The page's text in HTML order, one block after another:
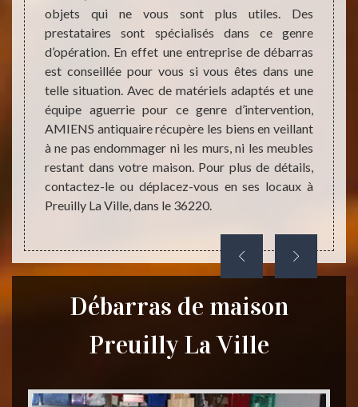
une
une
qui
qui
le
objets qui ne vous sont plus utiles. Des
prestataires sont spécialisés dans ce genre
d’opération. En effet une entreprise de débarras
est conseillée pour vous si vous êtes dans une
telle situation. Avec de matériels adaptés et une
équipe aguerrie pour ce genre d’intervention,
AMIENS antiquaire récupère les biens en veillant
à ne pas endommager ni les murs, ni les meubles
restant dans votre maison. Pour plus de détails,
contactez-le ou déplacez-vous en ses locaux à
Preuilly La Ville, dans le 36220.
être
qui
que
Débarras de maison
Preuilly La Ville